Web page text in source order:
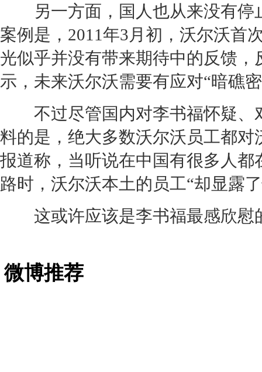
另一方面，国人也从来没有停
案例是，2011年3月初， 沃尔沃首
光似乎并没有带来期待中的反馈
示，未来沃尔沃需要有应对“暗礁
不过尽管国内对李书福怀疑、
料的是，绝大多数沃尔沃 员工都对
报道称，当听说在中国有很多人都
路时， 沃尔沃本土的员工“却显露
这或许应该是李书福最感欣慰
微博推荐